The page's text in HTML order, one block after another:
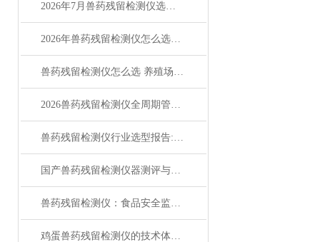
2026年7月兽药残留检测仪选购指南：品牌性价比对比测评
2026年兽药残留检测仪怎么选？高性价比品牌对比指南
兽药残留检测仪怎么选 养殖场肉类蛋品快检设备推荐
2026兽药残留检测仪全周期管理指南：故障速查+维护保养全方案
兽药残留检测仪行业选型报告:莱恩德智造全系列推荐选型指南
国产兽药残留检测仪器测评与深度解析竞争力分析
兽药残留检测仪：食品安全监管的核心装备
鸡蛋兽药残留检测仪的技术体系与应用价值